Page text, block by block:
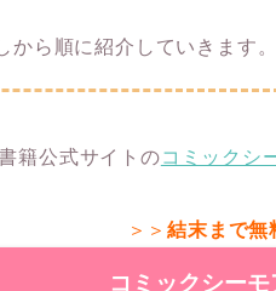
から順に紹介していきます。
籍公式サイトのコミックシ
＞＞結末まで無
コミックシー